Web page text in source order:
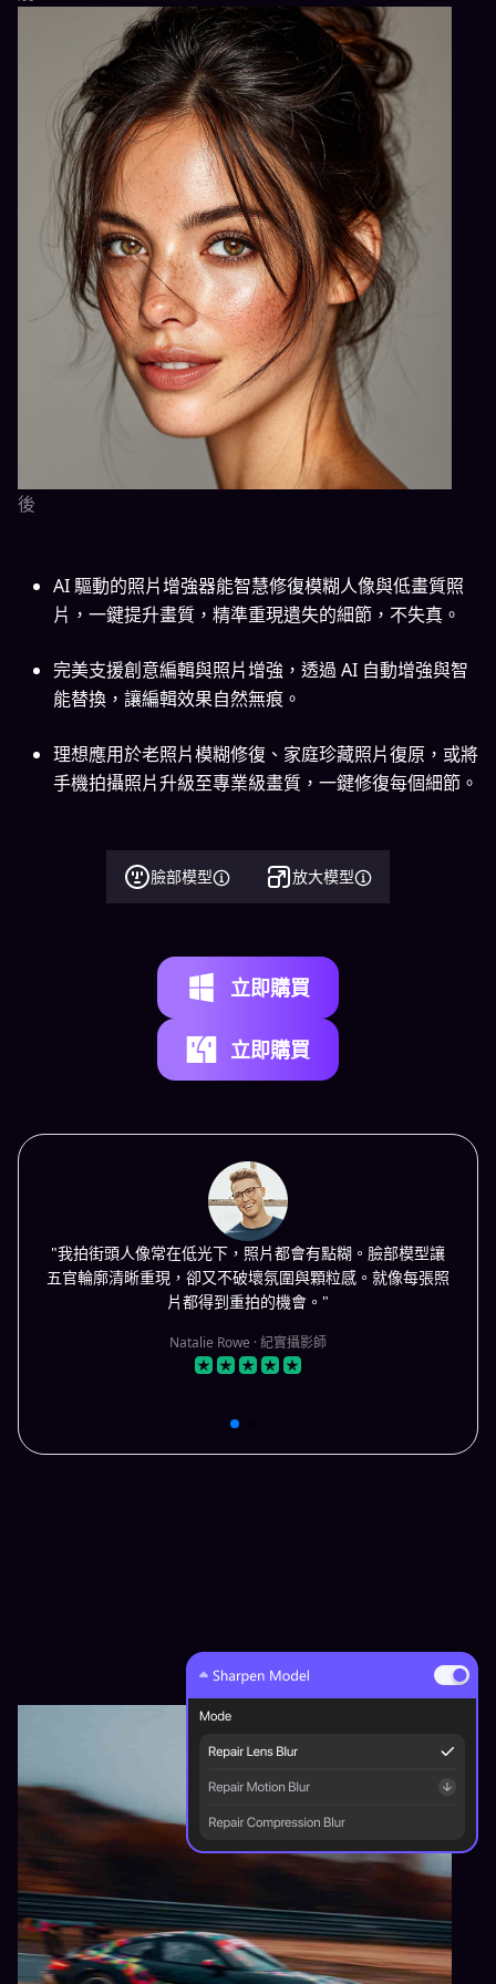
後
AI 驅動的照片增強器能智慧修復模糊人像與低畫質照
片，一鍵提升畫質，精準重現遺失的細節，不失真。
完美支援創意編輯與照片增強，透過 AI 自動增強與智
能替換，讓編輯效果自然無痕。
理想應用於老照片模糊修復、家庭珍藏照片復原，或將
手機拍攝照片升級至專業級畫質，一鍵修復每個細節。
臉部模型 放大模型
立即購買
立即購買
"我拍街頭人像常在低光下，照片都會有點糊。臉部模型讓
五官輪廓清晰重現，卻又不破壞氛圍與顆粒感。就像每張照
片都得到重拍的機會。"
Natalie Rowe · 紀實攝影師